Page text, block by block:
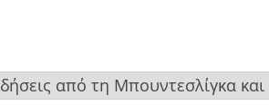
από τη Μπουντεσλίγκα